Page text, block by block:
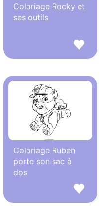
Coloriage Rocky et
ses outils
Coloriage Ruben
porte son sac à
dos